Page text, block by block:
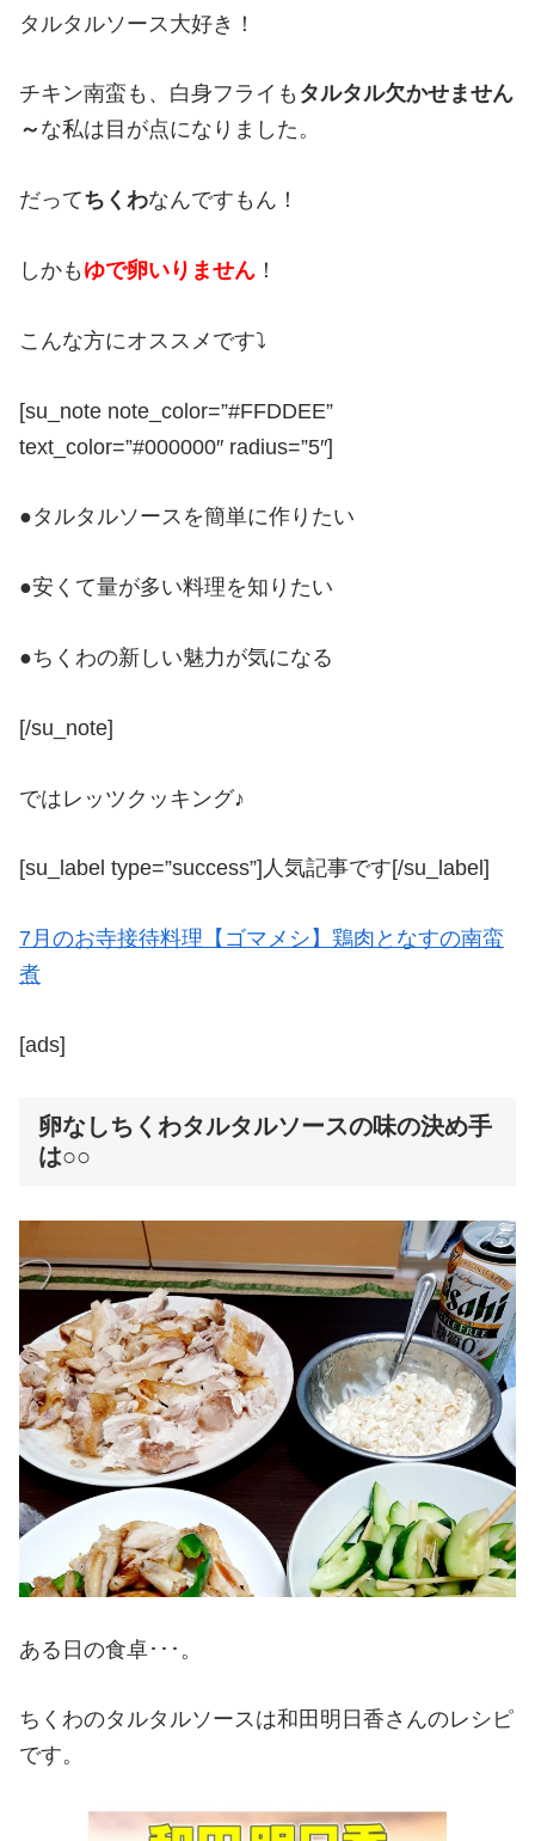
タルタルソース大好き！
チキン南蛮も、白身フライも タルタル欠かせません
～ な私は目が点になりました。
だってちくわなんですもん！
しかも ゆで卵いりません ！
こんな方にオススメです⤵
[su_note note_color=”#FFDDEE”
text_color=”#000000″ radius=”5″]
●タルタルソースを簡単に作りたい
●安くて量が多い料理を知りたい
●ちくわの新しい魅力が気になる
[/su_note]
ではレッツクッキング♪
[su_label type=”success”]人気記事です[/su_label]
7月のお寺接待料理【ゴマメシ】鶏肉となすの南蛮
煮
[ads]
卵なしちくわタルタルソースの味の決め手
は○○
ある日の食卓･･･。
ちくわのタルタルソースは和田明日香さんのレシピ
です。